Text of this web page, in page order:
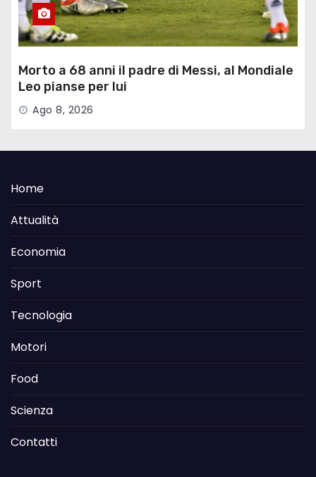
Morto a 68 anni il padre di Messi, al Mondiale
Leo pianse per lui
Ago 8, 2026
Home
Attualità
Economia
Sport
Tecnologia
Motori
Food
Scienza
Contatti